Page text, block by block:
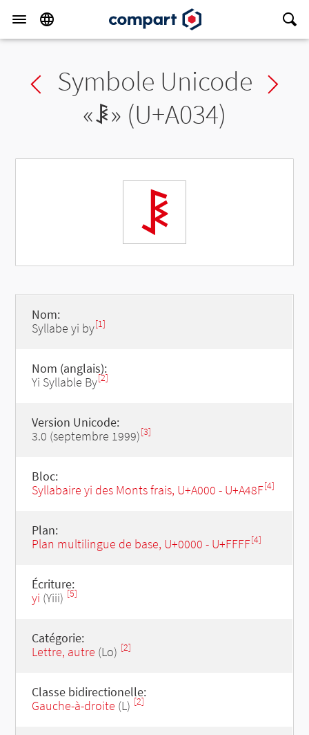
Previous char
Symbole Unicode
«ꀴ» (U+A034)
ꀴ
Nom:
Syllabe yi by[1]
Nom (anglais):
Yi Syllable By[2]
Version Unicode:
3.0 (septembre 1999)[3]
Bloc:
Syllabaire yi des Monts frais, U+A000 - U+A48F[4]
Plan:
Plan multilingue de base, U+0000 - U+FFFF[4]
Écriture:
yi (Yiii) [5]
Catégorie:
Lettre, autre (Lo) [2]
Classe bidirectionelle:
Gauche-à-droite (L) [2]